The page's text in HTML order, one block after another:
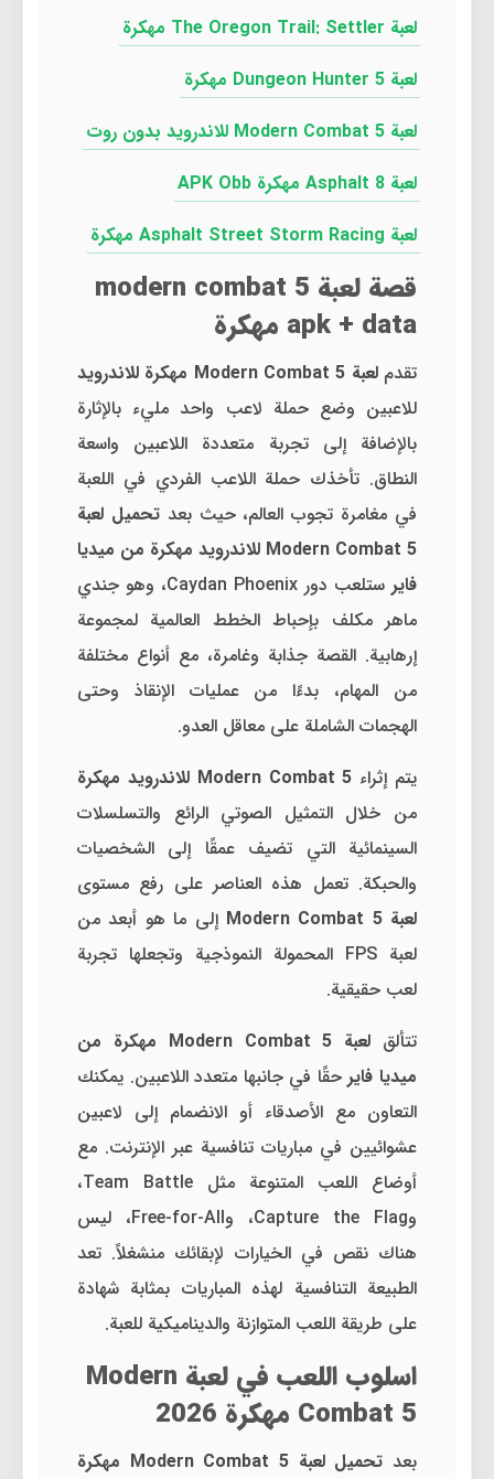
لعبة The Oregon Trail: Settler مهكرة
لعبة Dungeon Hunter 5 مهكرة
لعبة Modern Combat 5 للاندرويد بدون روت
لعبة Asphalt 8 مهكرة APK Obb
لعبة Asphalt Street Storm Racing مهكرة
قصة لعبة modern combat 5
apk + data مهكرة
تقدملعبة Modern Combat 5 مهكرة للاندرويد
للاعبين وضع حملة لاعب واحد مليء بالإثارة
بالإضافة إلى تجربة متعددة اللاعبين واسعة
النطاق. تأخذك حملة اللاعب الفردي في اللعبة
في مغامرة تجوب العالم، حيث بعدتحميل لعبة
Modern Combat 5 للاندرويد مهكرة من ميديا
فاير
ستلعب دور Caydan Phoenix، وهو جندي
ماهر مكلف بإحباط الخطط العالمية لمجموعة
إرهابية. القصة جذابة وغامرة، مع أنواع مختلفة
من المهام، بدءًا من عمليات الإنقاذ وحتى
الهجمات الشاملة على معاقل العدو.
يتم إثراء Modern Combat 5 للاندرويد مهكرة
من خلال التمثيل الصوتي الرائع والتسلسلات
السينمائية التي تضيف عمقًا إلى الشخصيات
والحبكة. تعمل هذه العناصر على رفع مستوى
لعبة Modern Combat 5
إلى ما هو أبعد من
لعبة FPS المحمولة النموذجية وتجعلها تجربة
لعب حقيقية.
تتألق
لعبة Modern Combat 5 مهكرة من
ميديا فاير حقًا في جانبها متعدد اللاعبين. يمكنك
التعاون مع الأصدقاء أو الانضمام إلى لاعبين
عشوائيين في مباريات تنافسية عبر الإنترنت. مع
أوضاع اللعب المتنوعة مثل Team Battle،
وCapture the Flag، وFree-for-All، ليس
هناك نقص في الخيارات لإبقائك منشغلاً. تعد
الطبيعة التنافسية لهذه المباريات بمثابة شهادة
على طريقة اللعب المتوازنة والديناميكية للعبة.
اسلوب اللعب في لعبة Modern
Combat 5 مهكرة 2026
بعد تحميل لعبة Modern Combat 5 مهكرة